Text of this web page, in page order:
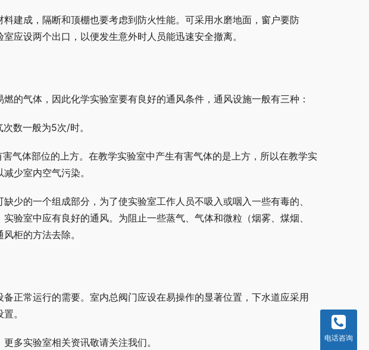
建成，隔断和顶棚也要考虑到防火性能。可采用水磨地面，窗户要防
应设两个出口，以便发生意外时人员能迅速安全撤离。
的气体，因此化学实验室要有良好的通风条件，通风设施一般有三种：
数一般为5次/时。
气体部位的上方。在教学实验室中产生有害气体的是上方，所以在教学实
少室内空气污染。
少的一个组成部分，为了使实验室工作人员不吸入或咽入一些有毒的、
验室中应有良好的通风。为阻止一些蒸气、气体和微粒（烟雾、煤烟、
柜的方法去除。
正常运行的需要。室内总阀门应设在易操作的显著位置，下水道应采用
。
多实验室相关资讯敬请关注我们。 电话咨询